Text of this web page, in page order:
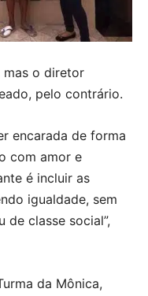
mas o diretor
pelo contrário.
encarada de forma
com amor e
é incluir as
igualdade, sem
classe social”,
da Mônica,